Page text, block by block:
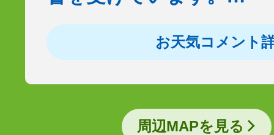
お天気コメント
周辺MAPを見る